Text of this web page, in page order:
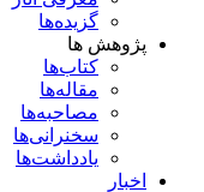
گزیده‌ها
پژوهش ها
کتاب‌ها
مقاله‌ها
مصاحبه‌ها
سخنرانی‌ها
یادداشت‌ها
اخبار